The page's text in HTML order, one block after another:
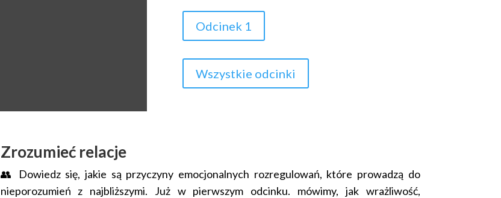
Odcinek 1
Wszystkie odcinki
Zrozumieć relacje
👥 Dowiedz się, jakie są przyczyny emocjonalnych rozregulowań, które prowadzą do
nieporozumień z najbliższymi. Już w pierwszym odcinku. mówimy, jak wrażliwość,